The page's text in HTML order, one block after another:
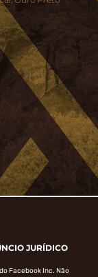
JURÍDICO
Facebook Inc. Não